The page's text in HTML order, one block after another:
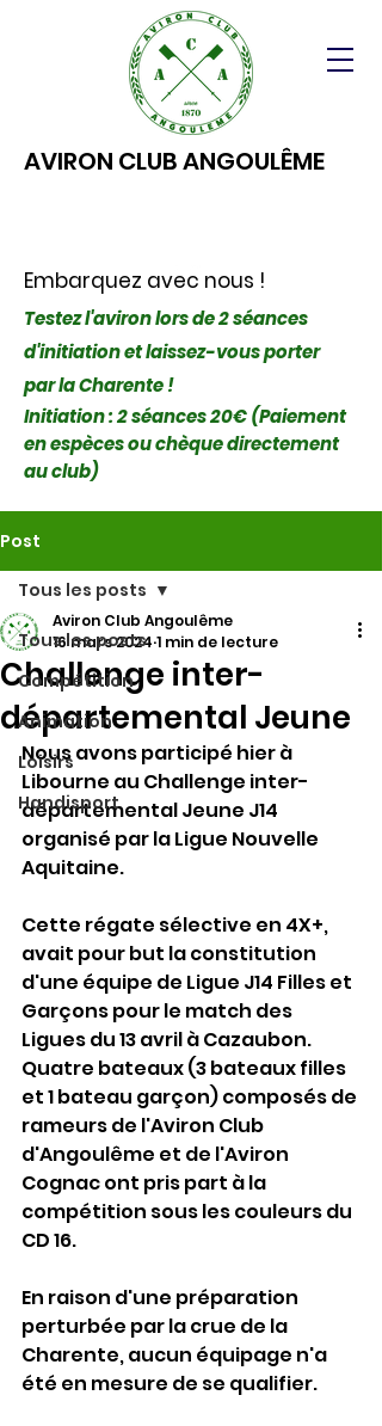
AVIRON CLUB ANGOULÊME
Embarquez avec nous !
Testez l'aviron lors de 2 séances
d'initiation et laissez-vous porter
par la Charente !
Initiation : 2 séances 20€ (Paiement
en espèces ou chèque directement
au club)
Post
Tous les posts
Compétition
Animation
Loisirs
Handisport
Tous les posts
Challenge inter-
départemental Jeune
Aviron Club Angoulême
16 mars 2024 1 min de lecture
Nous avons participé hier à
Libourne au Challenge inter-
départemental Jeune J14
organisé par la Ligue Nouvelle
Aquitaine.
Cette régate sélective en 4X+,
avait pour but la constitution
d'une équipe de Ligue J14 Filles et
Garçons pour le match des
Ligues du 13 avril à Cazaubon.
Quatre bateaux (3 bateaux filles
et 1 bateau garçon) composés de
rameurs de l'Aviron Club
d'Angoulême et de l'Aviron
Cognac ont pris part à la
compétition sous les couleurs du
CD 16.
En raison d'une préparation
perturbée par la crue de la
Charente, aucun équipage n'a
été en mesure de se qualifier.